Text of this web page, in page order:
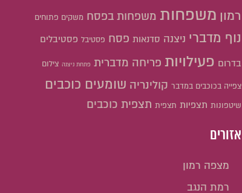
רמון משפחות משפחות בפסח משקים פתוחים
נוף מדברי ניצנה סדנאות פסח פסטיבל פסטיבלים
בדרום פעילויות פריחה מדברית פתחת ניצנה צילום
צפייה בכוכבים במדבר קולינריה שומעים כוכבים
שיטפונות תצפיות תצפית תצפית כוכבים
אזורים
מצפה רמון
רמת הנגב